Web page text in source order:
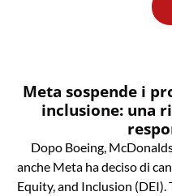
Meta sospende i
inclusione: una
Dopo Boeing,
anche Meta ha deciso di
Equity, and Inclusion (DEI).